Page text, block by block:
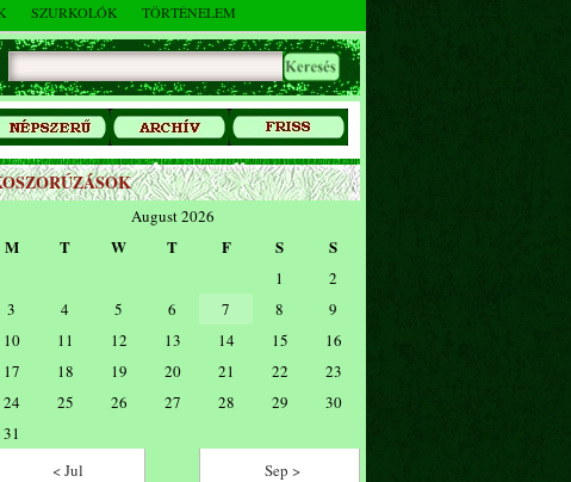
SZURKOLÓK TÖRTÉNELEM
August 2026
M T W T F S S
1
2
3
4 5 6 7 8
9
10
11 12 13 14 15
16
17
18 19 20 21 22
23
24
25 26 27 28 29
30
31
< Jul
Sep >